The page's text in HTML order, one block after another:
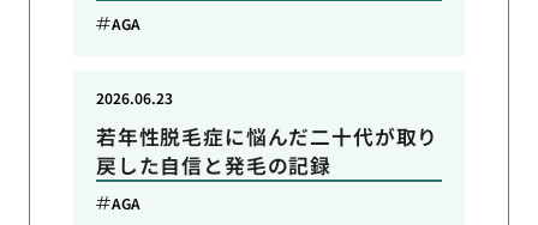
AGA
若年性脱毛症に悩んだ二十代が取り
戻した自信と発毛の記録
2026.06.23
AGA